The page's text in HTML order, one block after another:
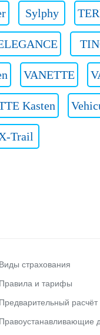
Sylphy
VANETTE
Kasten
Trail
Виды страхования
Правила и тарифы
Предварительный
Правоустанавливающие